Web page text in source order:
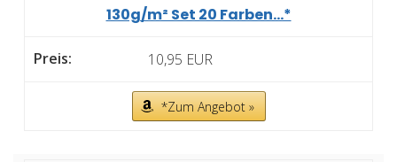
130g/m² Set 20 Farben...*
10,95 EUR
*Zum Angebot »